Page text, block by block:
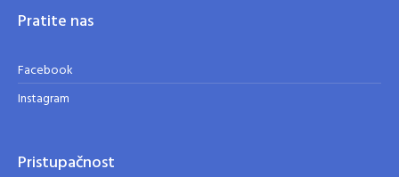
Pratite nas
Facebook
Instagram
Pristupačnost